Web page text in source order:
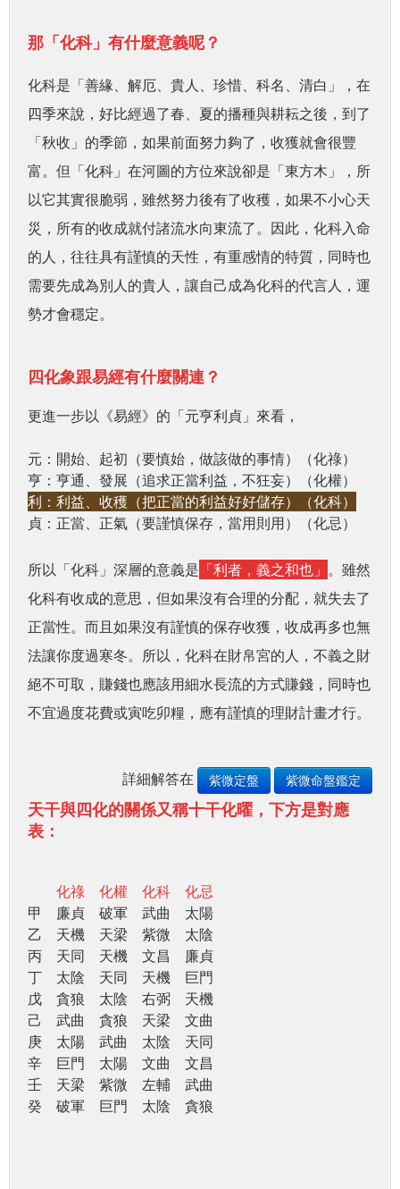
那「化科」有什麼意義呢？
化科是「善緣、解厄、貴人、珍惜、科名、清白」，在
四季來說，好比經過了春、夏的播種與耕耘之後，到了
「秋收」的季節，如果前面努力夠了，收獲就會很豐
富。但「化科」在河圖的方位來說卻是「東方木」，所
以它其實很脆弱，雖然努力後有了收穫，如果不小心天
災，所有的收成就付諸流水向東流了。因此，化科入命
的人，往往具有謹慎的天性，有重感情的特質，同時也
需要先成為別人的貴人，讓自己成為化科的代言人，運
勢才會穩定。
四化象跟易經有什麼關連？
更進一步以《易經》的「元亨利貞」來看，
元：開始、起初（要慎始，做該做的事情）（化祿）
亨：亨通、發展（追求正當利益，不狂妄）（化權）
利：利益、收穫（把正當的利益好好儲存）（化科）
貞：正當、正氣（要謹慎保存，當用則用）（化忌）
所以「化科」深層的意義是 「利者，義之和也」 。雖然
化科有收成的意思，但如果沒有合理的分配，就失去了
正當性。而且如果沒有謹慎的保存收獲，收成再多也無
法讓你度過寒冬。所以，化科在財帛宮的人，不義之財
絕不可取，賺錢也應該用細水長流的方式賺錢，同時也
不宜過度花費或寅吃卯糧，應有謹慎的理財計畫才行。
詳細解答在 紫微定盤 紫微命盤鑑定
天干與四化的關係又稱十干化曜，下方是對應
表：
化祿 化權 化科 化忌
甲 廉貞 破軍 武曲 太陽
乙 天機 天梁 紫微 太陰
丙 天同 天機 文昌 廉貞
丁 太陰 天同 天機 巨門
戊 貪狼 太陰 右弼 天機
己 武曲 貪狼 天梁 文曲
庚 太陽 武曲 太陰 天同
辛 巨門 太陽 文曲 文昌
壬 天梁 紫微 左輔 武曲
癸 破軍 巨門 太陰 貪狼